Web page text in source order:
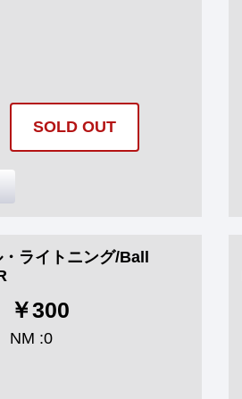
SOLD OUT
ライトニング/Ball
￥300
NM :0